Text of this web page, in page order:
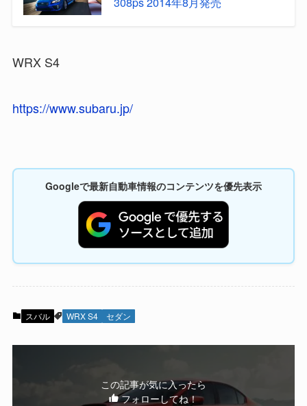
WRX S4
https://www.subaru.jp/
Googleで最新自動車情報のコンテンツを優先表示
スバル WRX S4 セダン
この記事が気に入ったら
フォローしてね！